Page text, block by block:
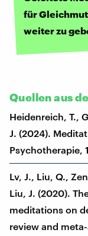
für Gleichmut
weiter zu
Quellen aus
Heidenreich, T.,
J. (2024).
Psychotherapie,
Lv, J., Liu, Q.,
Liu, J. (2020).
meditations on
review and